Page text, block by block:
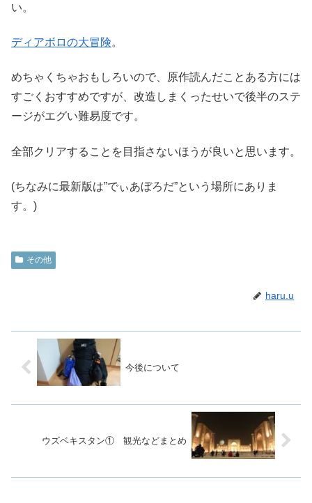
い。
ディアボロの大冒険。
めちゃくちゃおもしろいので、原作読んだことある方には
すごくおすすめですが、改造しまくったせいで後半のステ
ージがエグい難易度です。
全部クリアすることを目指さないほうが良いと思います。
(ちなみに最新版は”でぃあぼろだ”という場所にありま
す。)
その他
haru.u
今後について
ウズベキスタン① 観光などまとめ